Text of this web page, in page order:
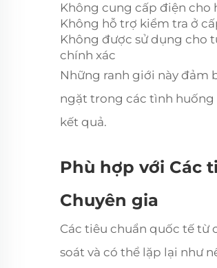
Không cung cấp điện
Không hỗ trợ kiểm tra ở
Không được sử dụng cho
chính xác
Những ranh giới này đảm
ngặt trong các tình
kết quả.
Phù hợp với Các
Chuyên gia
Các tiêu chuẩn quốc tế từ
soát và có thể lặp lại như